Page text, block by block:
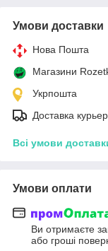
Умови доставки
Нова Пошта
Магазини
Укрпошта
Доставка
Всі умови
Умови оплати
Ви отримаєте
або гроші